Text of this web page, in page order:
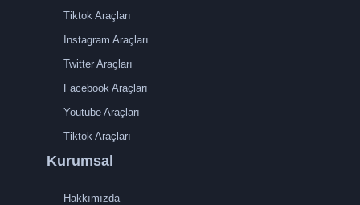
Tiktok Araçları
Instagram Araçları
Twitter Araçları
Facebook Araçları
Youtube Araçları
Tiktok Araçları
Kurumsal
Hakkımızda